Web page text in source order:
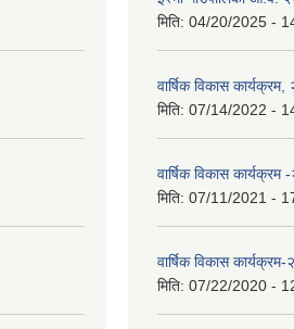
मिति: 04/20/2025 -
वार्षिक विकास
मिति: 07/14/2022 -
वार्षिक विकास
मिति: 07/11/2021 -
वार्षिक विकास
मिति: 07/22/2020 -